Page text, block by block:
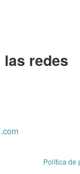
redes
Política de